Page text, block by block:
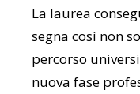
La laurea
segna così non
percorso
nuova fase